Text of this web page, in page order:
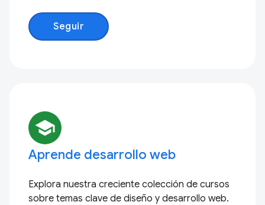
Seguir
school
Aprende desarrollo web
Explora nuestra creciente colección de cursos
sobre temas clave de diseño y desarrollo web.